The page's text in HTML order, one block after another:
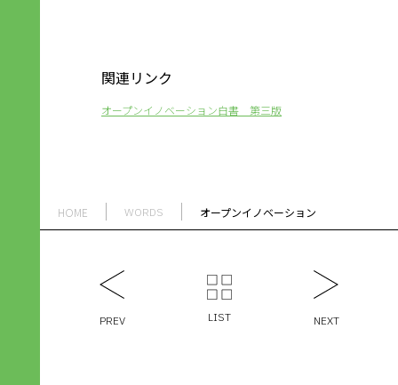
関連リンク
オープンイノベーション白書 第三版
HOME WORDS オープンイノベーション
PREV LIST NEXT